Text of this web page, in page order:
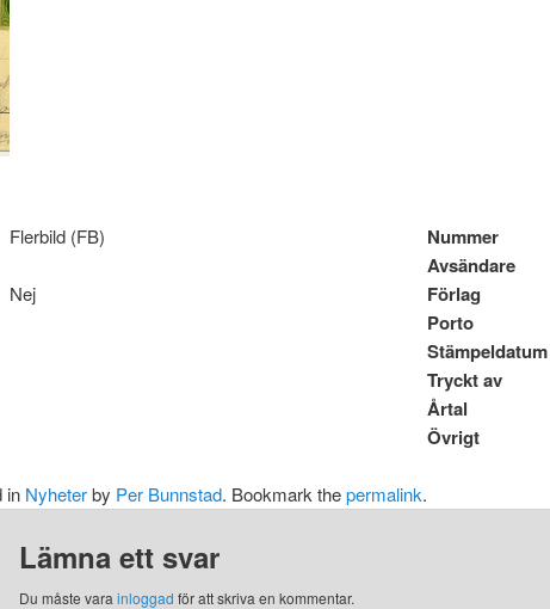
Flerbild (FB)
Nummer
Avsändare
Nej
Förlag
Porto
Stämpeldatum
Tryckt av
Årtal
Övrigt
in Nyheterby Per Bunnstad. Bookmark thepermalink.
Lämna ett svar
Du måste varainloggad för att skriva en kommentar.